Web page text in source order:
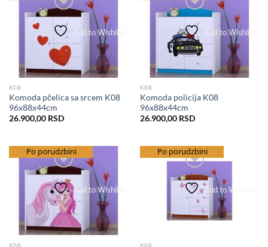
Add to Wishlist
K08
Komoda pčelica sa srcem K08
96x88x44cm
26.900,00 RSD
Add to Wishlist
K08
Komoda policija K08
96x88x44cm
26.900,00 RSD
besplatna dostava
Po porudzbini
Add to Wishlist
K08
besplatna dostava
Po porudzbini
Add to Wishlist
K08